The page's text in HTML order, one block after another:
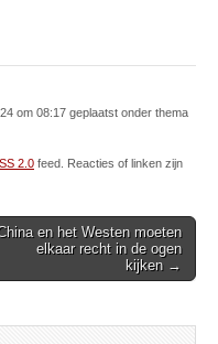
om 08:17 geplaatst onder thema
2.0 feed. Reacties of linken zijn
en het Westen moeten
elkaar recht in de ogen
kijken →